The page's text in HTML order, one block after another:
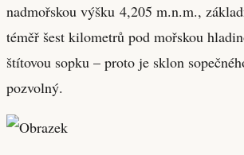
nadmořskou výšku 4,205 m.n.m.,
téměř šest kilometrů pod mořskou
štítovou sopku – proto je sklon
pozvolný.